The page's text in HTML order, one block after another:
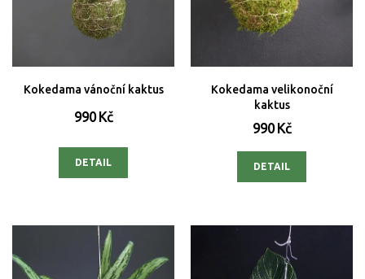
Kokedama vánoční kaktus
990 Kč
DETAIL
Kokedama velikonoční
kaktus
990 Kč
DETAIL